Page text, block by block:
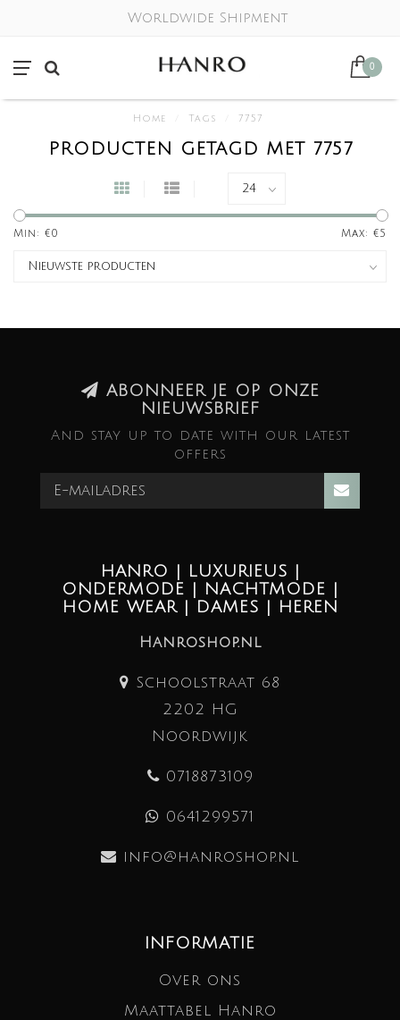
Worldwide Shipment
0
Home Tags 7757
PRODUCTEN GETAGD MET 7757
Min: €0 Max: €5
ABONNEER JE OP ONZE
NIEUWSBRIEF
And stay up to date with our latest
offers
HANRO | LUXURIEUS |
ONDERMODE | NACHTMODE |
HOME WEAR | DAMES | HEREN
Hanroshop.nl
Schoolstraat 68
2202 HG
Noordwijk
0718873109
0641299571
info@hanroshop.nl
INFORMATIE
Over ons
Maattabel Hanro